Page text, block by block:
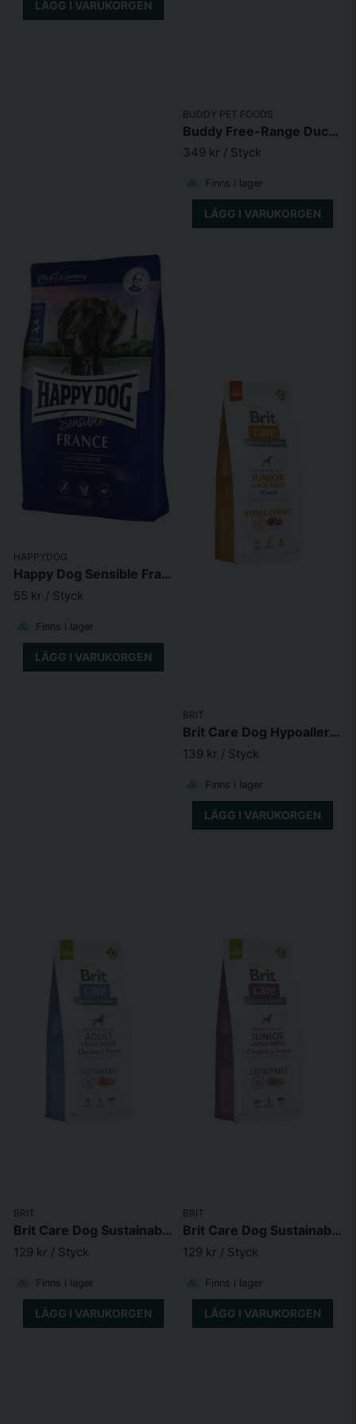
LÄGG I VARUKORGEN
BUDDY PET FOODS
Buddy Free-Range Duck Active
349 kr / Styck
Finns i lager
LÄGG I VARUKORGEN
HAPPYDOG
Happy Dog Sensible France Grainfree
55 kr / Styck
Finns i lager
LÄGG I VARUKORGEN
BRIT
Brit Care Dog Hypoallergenic Junior Large Breed
139 kr / Styck
Finns i lager
LÄGG I VARUKORGEN
BRIT
Brit Care Dog Sustainable Adult Large Breed
129 kr / Styck
Finns i lager
LÄGG I VARUKORGEN
BRIT
Brit Care Dog Sustainable Junior Large Breed
129 kr / Styck
Finns i lager
LÄGG I VARUKORGEN